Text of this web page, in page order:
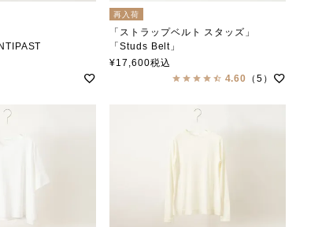
ティパスト
再入荷
「ストラップベルト スタッズ」
「Studs Belt」
soutiencollar（ステンカラー）
¥17,600税込
4.60 （5）